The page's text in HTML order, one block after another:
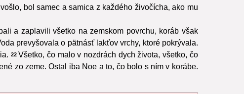
bol samec a samica z každého živočícha, ako mu
a zaplavili všetko na zemskom povrchu, koráb však
prevyšovala o pätnásť lakťov vrchy, ktoré pokrývala.
22 Všetko, čo malo v nozdrách dych života, všetko, čo
zo zeme. Ostal iba Noe a to, čo bolo s ním v korábe.